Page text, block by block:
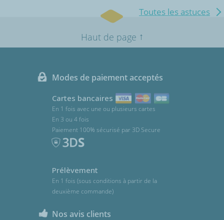
Toutes les astuces
Haut de page ↑
Modes de paiement acceptés
Cartes bancaires
En 1 fois avec une ou plusieurs cartes
En 3 ou 4 fois
Paiement 100% sécurisé par 3D Secure
Prélèvement
En 1 fois (sous conditions à partir de la
deuxième commande)
Nos avis clients